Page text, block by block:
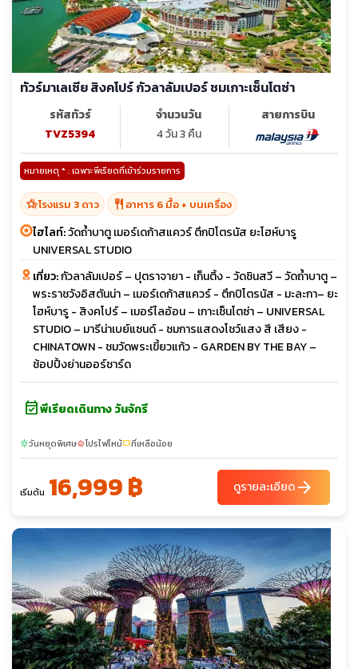
ทัวร์มาเลเซีย สิงคโปร์ กัวลาลัมเปอร์ ชมเกาะเซ็นโตซ่า
รหัสทัวร์
TVZ5394
จำนวนวัน
4 วัน 3 คืน
สายการบิน
หมายเหตุ * : เฉพาะพีเรียดที่เข้าร่วมรายการ
hotel_classโรงแรม 3 ดาว restaurant อาหาร 6 มื้อ + บนเครื่อง
ไฮไลท์:วัดถ้ำบาตู เมอร์เดก้าสแควร์ ตึกปิโตรนัส ยะโฮห์บารู
UNIVERSAL STUDIO
เที่ยว:กัวลาลัมเปอร์ – ปุตราจายา - เก็นติ้ง - วัดชินสวี – วัดถ้ำบาตู –
พระราชวังอิสตันน่า – เมอร์เดก้าสแควร์ - ตึกปิโตรนัส - มะละกา– ยะ
โฮห์บารู - สิงคโปร์ – เมอร์ไลอ้อน – เกาะเซ็นโตซ่า – UNIVERSAL
STUDIO – มารีน่าเบย์แซนด์ - ชมการแสดงโชว์แสง สี เสียง -
CHINATOWN - ชมวัดพระเขี้ยวแก้ว - GARDEN BY THE BAY –
ช้อปปิ้งย่านออร์ชาร์ด
event_availableพีเรียดเดินทาง วันจักรี
sunnyวันหยุดพิเศษlocal_fire_departmentโปรไฟไหม้confirmation_numberที่เหลือน้อย
เริ่มต้น 16,999 ฿ ดูรายละเอียดarrow_forward